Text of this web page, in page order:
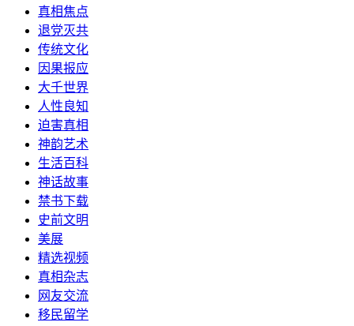
真相焦点
退党灭共
传统文化
因果报应
大千世界
人性良知
迫害真相
神韵艺术
生活百科
神话故事
禁书下载
史前文明
美展
精选视频
真相杂志
网友交流
移民留学